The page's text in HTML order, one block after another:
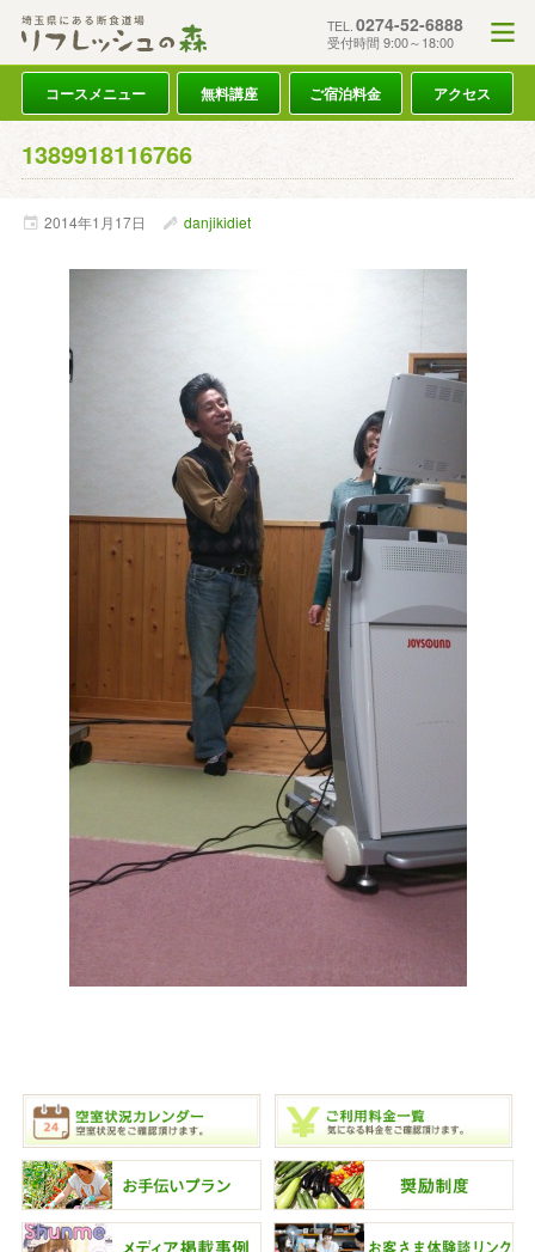
TEL. 0274-52-6888
受付時間 9:00～18:00
コースメニュー 無料講座 ご宿泊料金 アクセス
1389918116766
2014年1月17日 danjikidiet